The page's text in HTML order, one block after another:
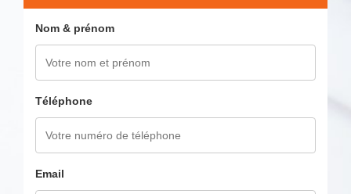
Nom & prénom
Téléphone
Email